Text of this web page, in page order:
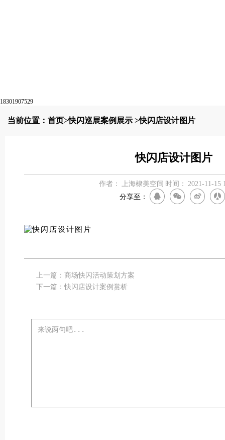
18301907529
当前位置： 首页>快闪巡展案例展示>快闪店设计图片
快闪店设计图片
作者： 上海棣美空间 时间：
2021-11-15
分享至：
上一篇：商场快闪活动策划方案
下一篇：快闪店设计案例赏析